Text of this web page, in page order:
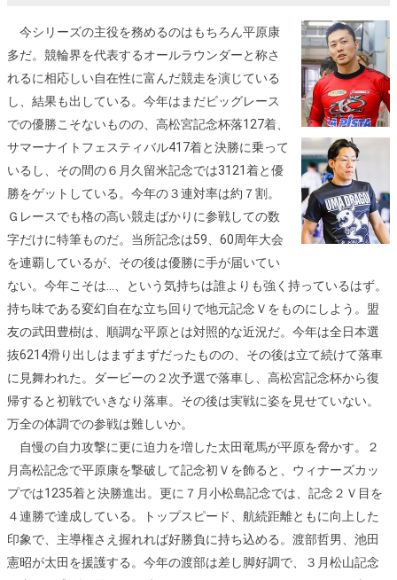
今シリーズの主役を務めるのはもちろん平原康
多だ。競輪界を代表するオールラウンダーと称さ
れるに相応しい自在性に富んだ競走を演じている
し、結果も出している。今年はまだビッグレース
での優勝こそないものの、高松宮記念杯落127着、
サマーナイトフェスティバル417着と決勝に乗って
いるし、その間の６月久留米記念では3121着と優
勝をゲットしている。今年の３連対率は約７割。
Ｇレースでも格の高い競走ばかりに参戦しての数
字だけに特筆ものだ。当所記念は59、60周年大会
を連覇しているが、その後は優勝に手が届いてい
ない。今年こそは…、という気持ちは誰よりも強く持っているはず。
持ち味である変幻自在な立ち回りで地元記念Ｖをものにしよう。盟
友の武田豊樹は、順調な平原とは対照的な近況だ。今年は全日本選
抜6214滑り出しはまずまずだったものの、その後は立て続けて落車
に見舞われた。ダービーの２次予選で落車し、高松宮記念杯から復
帰すると初戦でいきなり落車。その後は実戦に姿を見せていない。
万全の体調での参戦は難しいか。
自慢の自力攻撃に更に迫力を増した太田竜馬が平原を脅かす。２
月高松記念で平原康を撃破して記念初Ｖを飾ると、ウィナーズカッ
プでは1235着と決勝進出。更に７月小松島記念では、記念２Ｖ目を
４連勝で達成している。トップスピード、航続距離ともに向上した
印象で、主導権さえ握れれば好勝負に持ち込める。渡部哲男、池田
憲昭が太田を援護する。今年の渡部は差し脚好調で、３月松山記念